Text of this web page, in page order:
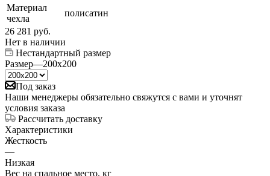
Материал
чехла
полисатин
26 281 руб.
Нет в наличии
Нестандартный размер
Размер—200x200
Под заказ
Наши менеджеры обязательно свяжутся с вами и уточнят
условия заказа
Рассчитать доставку
Характеристики
Жесткость
—
Низкая
Вес на спальное место, кг